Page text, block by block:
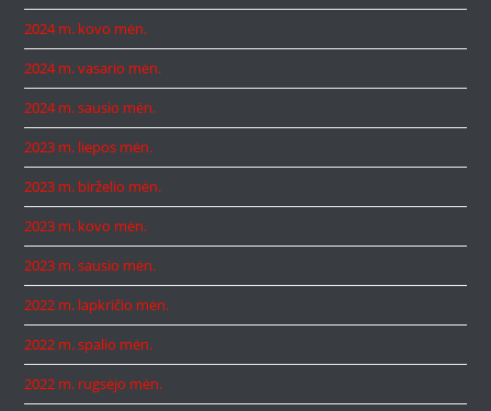
2024 m. kovo mėn.
2024 m. vasario mėn.
2024 m. sausio mėn.
2023 m. liepos mėn.
2023 m. birželio mėn.
2023 m. kovo mėn.
2023 m. sausio mėn.
2022 m. lapkričio mėn.
2022 m. spalio mėn.
2022 m. rugsėjo mėn.